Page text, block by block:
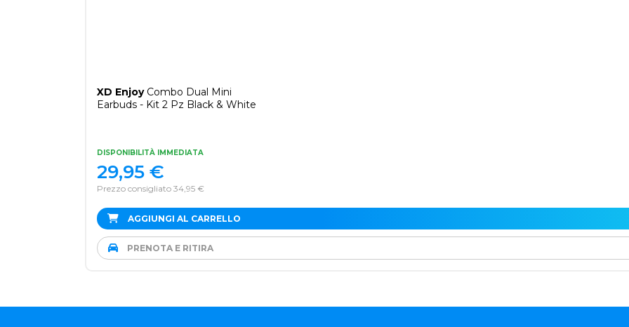
XD EnjoyCombo Dual Mini
Earbuds - Kit 2 Pz Black & White
DISPONIBILITÀ IMMEDIATA
Prezzo consigliato 34,95 €
29,95 €
AGGIUNGI AL CARRELLO
PRENOTA E RITIRA